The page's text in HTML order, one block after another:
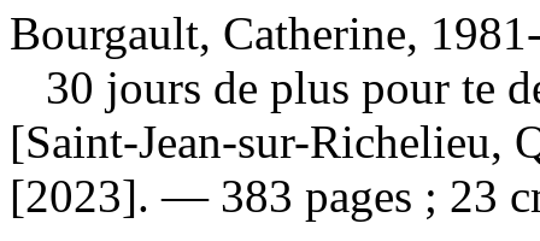
Bourgault, Catherine,
30 jours de plus pour te
[Saint-Jean-sur-Richelieu,
[2023]. — 383 pages ; 23